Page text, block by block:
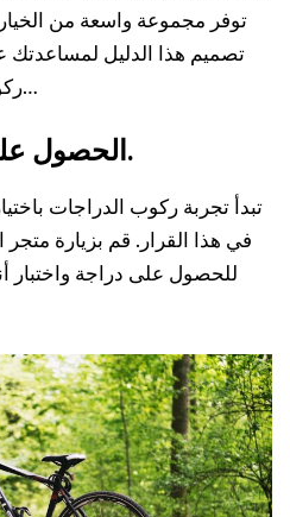
توفر مجموعة واسعة من
تصميم هذا الدليل
ركوب الدراجات. الحصول على…
الحصول على الدراجة المناسبة.
تبدأ تجربة ركوب الدراجات
في هذا القرار. قم بزيارة
للحصول على دراجة واختبار